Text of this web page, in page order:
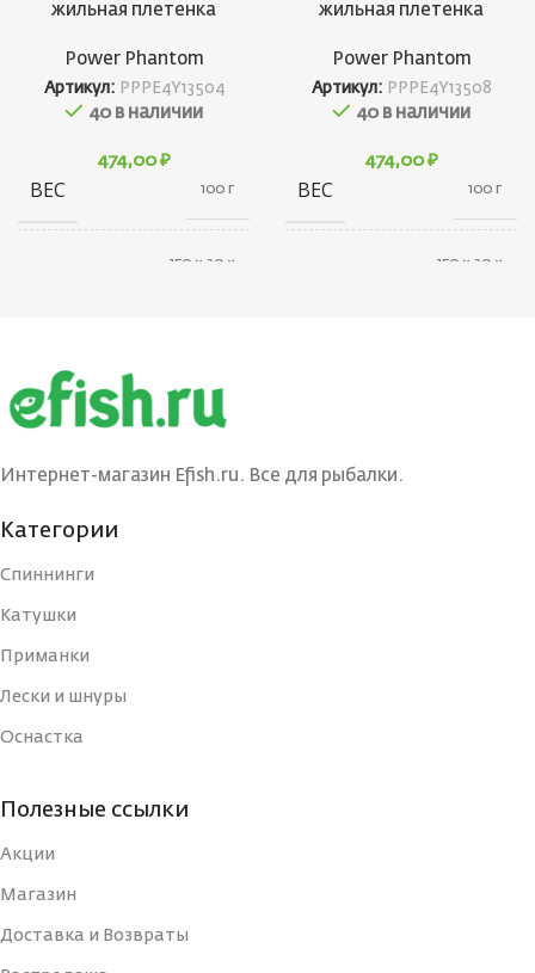
жильная плетенка
Power Phantom
Артикул: PPPE4Y13504
40 в наличии
474,00 ₽
ВЕС 100 г
150 × 30 ×
РАЗМОТКА, М
ШНУРА
КОЛИЧЕСТВО
НИТЕЙ
УПАКОВКА
жильная плетенка
Power Phantom
Артикул: PPPE4Y13508
40 в наличии
474,00 ₽
ВЕС 100 г
150 × 30 ×
Интернет-магазин Efish.ru. Все для рыбалки.
Категории
Спиннинги
Катушки
Приманки
Лески и шнуры
Оснастка
Полезные ссылки
Акции
Магазин
Доставка и Возвраты